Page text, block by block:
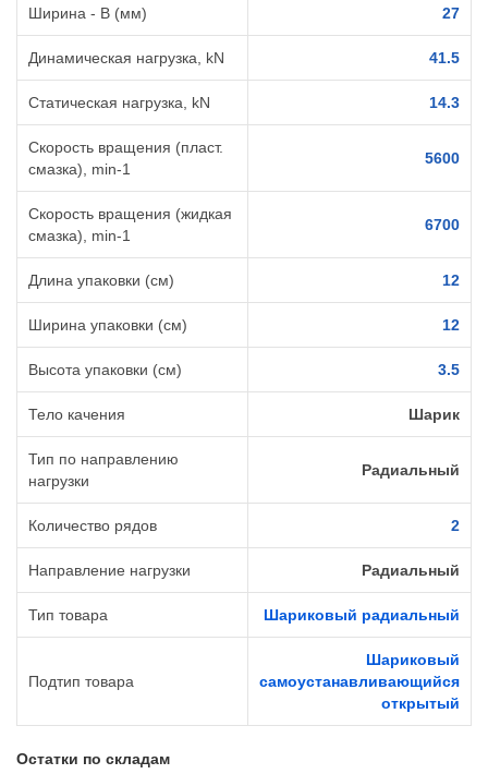
Ширина - B (мм) 27
Динамическая нагрузка, kN 41.5
Статическая нагрузка, kN 14.3
Скорость вращения (пласт.
смазка), min-1
5600
Скорость вращения (жидкая
смазка), min-1
6700
Длина упаковки (см) 12
Ширина упаковки (см) 12
Высота упаковки (см) 3.5
Тело качения Шарик
Тип по направлению
нагрузки
Радиальный
Количество рядов 2
Направление нагрузки Радиальный
Тип товара Шариковый радиальный
Подтип товара
Шариковый
самоустанавливающийся
открытый
Остатки по складам